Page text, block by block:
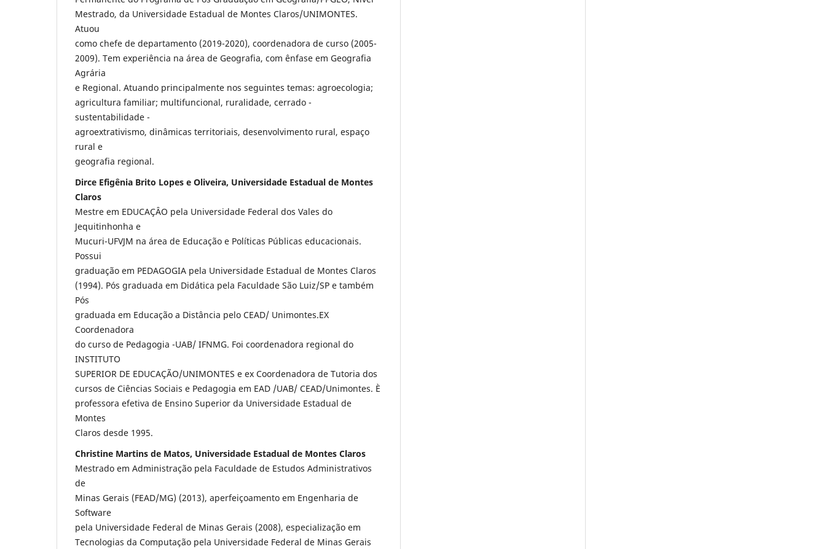
Mestrado, da Universidade Estadual de Montes Claros/UNIMONTES.
Atuou
como chefe de departamento (2019-2020), coordenadora de curso (2005-
2009). Tem experiência na área de Geografia, com ênfase em Geografia
Agrária
e Regional. Atuando principalmente nos seguintes temas: agroecologia;
agricultura familiar; multifuncional, ruralidade, cerrado -
sustentabilidade -
agroextrativismo, dinâmicas territoriais, desenvolvimento rural, espaço
rural e
geografia regional.
Dirce Efigênia Brito Lopes e Oliveira, Universidade Estadual de Montes
Claros
Mestre em EDUCAÇÂO pela Universidade Federal dos Vales do
Jequitinhonha e
Mucuri-UFVJM na área de Educação e Políticas Públicas educacionais.
Possui
graduação em PEDAGOGIA pela Universidade Estadual de Montes Claros
(1994). Pós graduada em Didática pela Faculdade São Luiz/SP e também
Pós
graduada em Educação a Distância pelo CEAD/ Unimontes.EX
Coordenadora
do curso de Pedagogia -UAB/ IFNMG. Foi coordenadora regional do
INSTITUTO
SUPERIOR DE EDUCAÇÃO/UNIMONTES e ex Coordenadora de Tutoria dos
cursos de Ciências Sociais e Pedagogia em EAD /UAB/ CEAD/Unimontes. È
professora efetiva de Ensino Superior da Universidade Estadual de
Montes
Claros desde 1995.
Christine Martins de Matos, Universidade Estadual de Montes Claros
Mestrado em Administração pela Faculdade de Estudos Administrativos
de
Minas Gerais (FEAD/MG) (2013), aperfeiçoamento em Engenharia de
Software
pela Universidade Federal de Minas Gerais (2008), especialização em
Tecnologias da Computação pela Universidade Federal de Minas Gerais